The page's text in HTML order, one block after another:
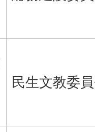
民生文教委